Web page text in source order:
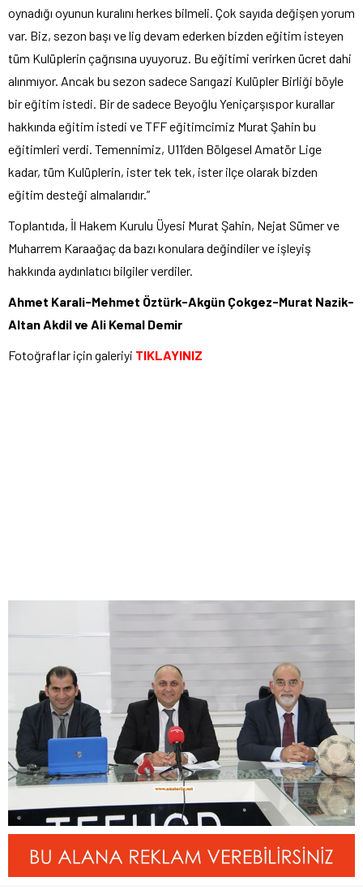
oynadığı oyunun kuralını herkes bilmeli. Çok sayıda değişen yorum
var. Biz, sezon başı ve lig devam ederken bizden eğitim isteyen
tüm Kulüplerin çağrısına uyuyoruz. Bu eğitimi verirken ücret dahi
alınmıyor. Ancak bu sezon sadece Sarıgazi Kulüpler Birliği böyle
bir eğitim istedi. Bir de sadece Beyoğlu Yeniçarşıspor kurallar
hakkında eğitim istedi ve TFF eğitimcimiz Murat Şahin bu
eğitimleri verdi. Temennimiz, U11’den Bölgesel Amatör Lige
kadar, tüm Kulüplerin, ister tek tek, ister ilçe olarak bizden
eğitim desteği almalarıdır.”
Toplantıda, İl Hakem Kurulu Üyesi Murat Şahin, Nejat Sümer ve
Muharrem Karaağaç da bazı konulara değindiler ve işleyiş
hakkında aydınlatıcı bilgiler verdiler.
Ahmet Karali-Mehmet Öztürk-Akgün Çokgez-Murat Nazik-
Altan Akdil ve Ali Kemal Demir
Fotoğraflar için galeriyi TIKLAYINIZ